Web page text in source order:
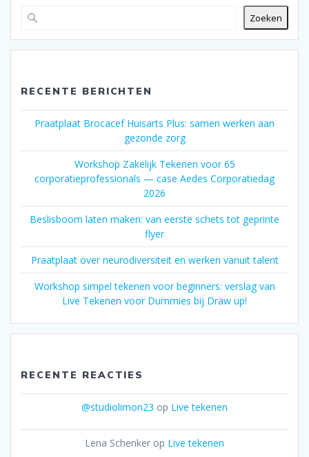
Zoeken
RECENTE BERICHTEN
Praatplaat Brocacef Huisarts Plus: samen werken aan
gezonde zorg
Workshop Zakelijk Tekenen voor 65
corporatieprofessionals — case Aedes Corporatiedag
2026
Beslisboom laten maken: van eerste schets tot geprinte
flyer
Praatplaat over neurodiversiteit en werken vanuit talent
Workshop simpel tekenen voor beginners: verslag van
Live Tekenen voor Dummies bij Draw up!
RECENTE REACTIES
@studiolimon23 op Live tekenen
Lena Schenker op Live tekenen